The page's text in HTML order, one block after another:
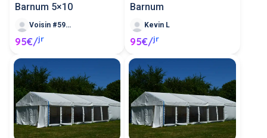
Barnum 5×10
Voisin #590180
95€/jr
Barnum
Kevin L
95€/jr